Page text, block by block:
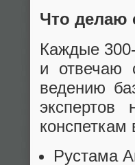
Что делаю
Каждые
и отвечаю
ведению
конспеткам
Рустама